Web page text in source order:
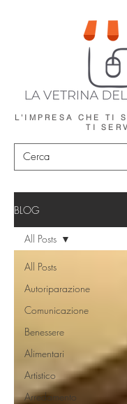
L'IMPRESA CHE TI
TI
BLOG
All Posts
Autoriparazione
Comunicazione
Benessere
Alimentari
Artistico
Arredamento
All Posts